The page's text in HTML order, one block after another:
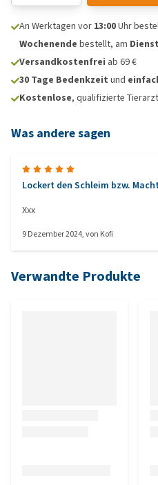
An Werktagen vor 13:00Uhr
Wochenende bestellt, am
Versandkostenfrei ab 69 €
30 Tage Bedenkzeit und
Kostenlose, qualifizierte
Was andere sagen
Lockert den Schleim bzw.
Xxx
9 Dezember 2024, von Kofi
Verwandte Produkte